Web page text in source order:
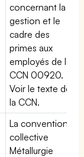
concernant la
gestion et le
cadre des
primes aux
employés de la
CCN 00920.
Voir le texte de
la CCN.
La convention
collective
Métallurgie